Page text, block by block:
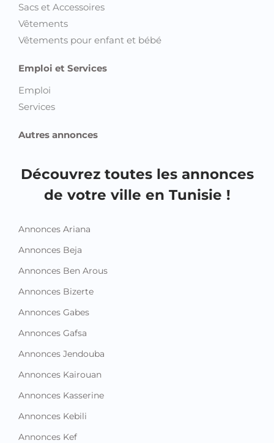
Sacs et Accessoires
Vêtements
Vêtements pour enfant et bébé
Emploi et Services
Emploi
Services
Autres annonces
Découvrez toutes les annonces
de votre ville en Tunisie !
Annonces Ariana
Annonces Beja
Annonces Ben Arous
Annonces Bizerte
Annonces Gabes
Annonces Gafsa
Annonces Jendouba
Annonces Kairouan
Annonces Kasserine
Annonces Kebili
Annonces Kef